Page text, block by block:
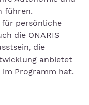
führen.
für persönliche
die ONARIS
die
anbietet
im Programm hat.